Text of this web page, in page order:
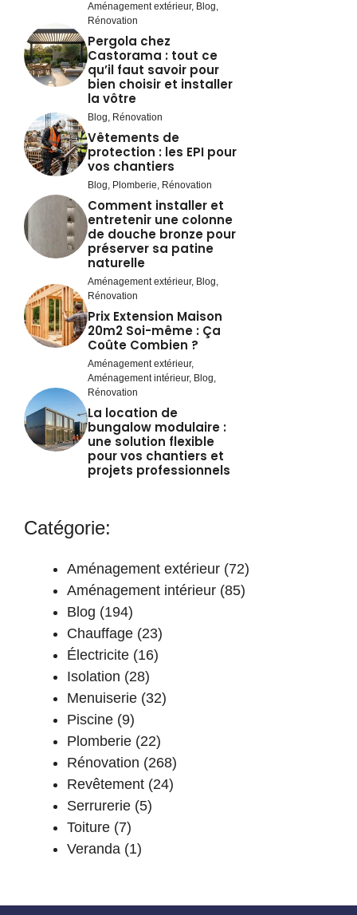
Aménagement extérieur, Blog,
Rénovation
Pergola chez
Castorama : tout ce
qu’il faut savoir pour
bien choisir et installer
la vôtre
Blog, Rénovation
Vêtements de
protection : les EPI pour
vos chantiers
Blog, Plomberie, Rénovation
Comment installer et
entretenir une colonne
de douche bronze pour
préserver sa patine
naturelle
Aménagement extérieur, Blog,
Rénovation
Prix Extension Maison
20m2 Soi-même : Ça
Coûte Combien ?
Aménagement extérieur,
Aménagement intérieur, Blog,
Rénovation
La location de
bungalow modulaire :
une solution flexible
pour vos chantiers et
projets professionnels
Catégorie:
Aménagement extérieur (72)
Aménagement intérieur (85)
Blog (194)
Chauffage (23)
Électricite (16)
Isolation (28)
Menuiserie (32)
Piscine (9)
Plomberie (22)
Rénovation (268)
Revêtement (24)
Serrurerie (5)
Toiture (7)
Veranda (1)